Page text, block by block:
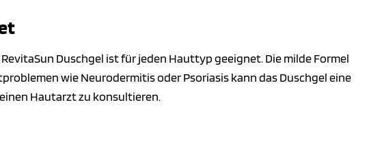
Duschgel ist für jeden Hauttyp geeignet. Die milde Formel
wie Neurodermitis oder Psoriasis kann das Duschgel eine
Hautarzt zu konsultieren.